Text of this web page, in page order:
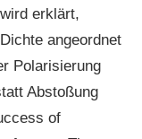
erklärt,
angeordnet
Polarisierung
Abstoßung
of